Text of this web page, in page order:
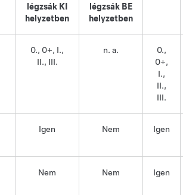
légzsák KI
helyzetben
légzsák BE
helyzetben
0., 0+, I.,
II., III.
n. a.
0.,
0+,
I.,
II.,
III.
Igen Nem Igen
Nem Nem Igen